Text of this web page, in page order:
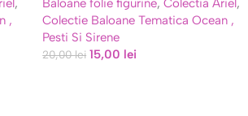
,
,
Baloane folie figurine, Colectia Ariel,
Colectie Baloane Tematica Ocean ,
Pesti Si Sirene
20,00lei 15,00 lei